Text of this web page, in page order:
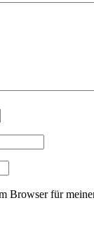
Browser für